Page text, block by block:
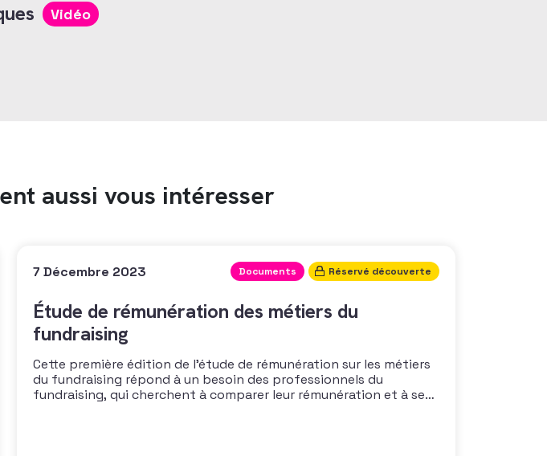
Vidéo
aussi vous intéresser
7 Décembre 2023 Documents Réservé découverte
Étude de rémunération des métiers du
fundraising
Cette première édition de l’étude de rémunération sur les métiers
du fundraising répond à un besoin des professionnels du
fundraising, qui cherchent à comparer leur rémunération et à se